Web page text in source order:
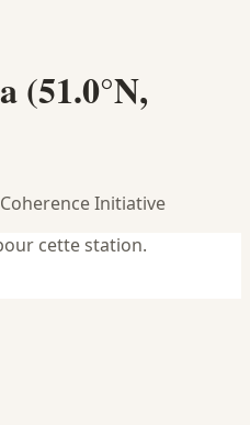
(51.0°N,
Initiative
cette station.